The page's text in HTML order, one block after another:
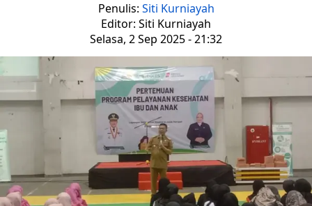
Penulis: Siti Kurniayah
Editor: Siti Kurniayah
Selasa, 2 Sep 2025 - 21:32